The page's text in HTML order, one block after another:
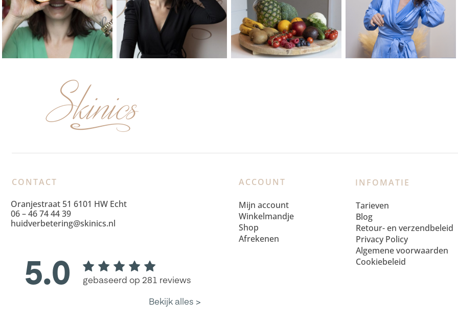
CONTACT
Oranjestraat 51 6101 HW Echt
06 – 46 74 44 39
huidverbetering@skinics.nl
ACCOUNT
Mijn account
Winkelmandje
Shop
Afrekenen
INFOMATIE
Tarieven
Blog
Retour- en verzendbeleid
Privacy Policy
Algemene voorwaarden
Cookiebeleid